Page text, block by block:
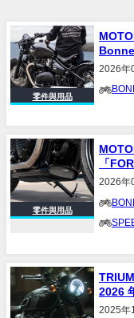
零件與用品
搭新選
2026年
零件與用品
「
車風導
2026年
2026 年
款最
2025年